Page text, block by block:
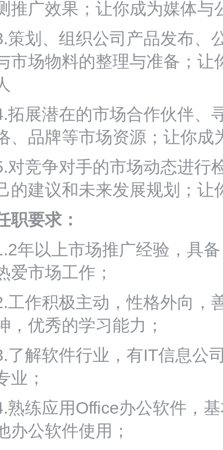
推广效果；让你成为媒体与
策划、组织公司产品发布、
市场物料的整理与准备；让
拓展潜在的市场合作伙伴、
、品牌等市场资源；让你成
对竞争对手的市场动态进行
的建议和未来发展规划；让
职要求：
年以上市场推广经验，具
爱市场工作；
工作积极主动，性格外向，
，优秀的学习能力；
了解软件行业，有IT信息公
业；
熟练应用Office办公软件，
办公软件使用；